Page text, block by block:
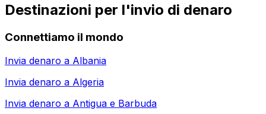
Destinazioni per l'invio di denaro
Connettiamo il mondo
Invia denaro a Albania
Invia denaro a Algeria
Invia denaro a Antigua e Barbuda